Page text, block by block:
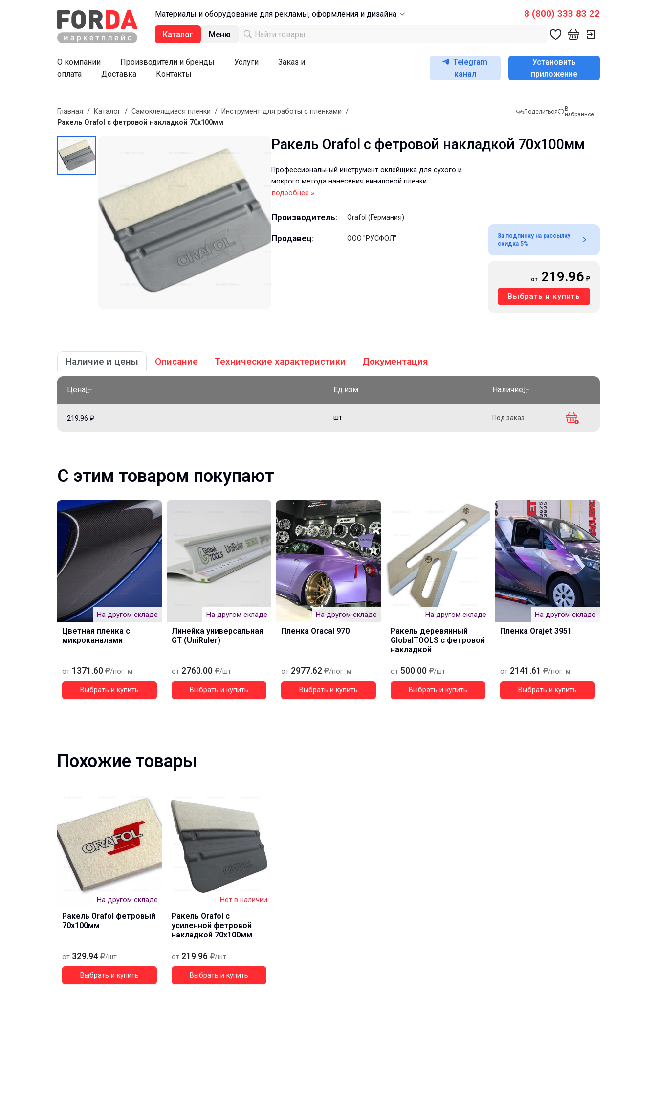
Материалы и оборудование для рекламы, оформления и дизайна 8 (800) 333 83 22
Каталог Меню
О компании Производители и бренды Услуги
Заказ и
оплата
Доставка Контакты
Telegram
канал
Установить
приложение
Поделиться
В
избранное
Главная / Каталог / Самоклеящиеся пленки / Инструмент для работы с пленками /
Ракель Orafol с фетровой накладкой 70х100мм
Ракель Orafol с фетровой накладкой 70х100мм
Профессиональный инструмент оклейщика для сухого и
мокрого метода нанесения виниловой пленки
подробнее »
Производитель: Orafol (Германия)
Продавец: ООО "РУСФОЛ"
За подписку на рассылку
скидка 5%
от 219.96
Выбрать и купить
Наличие и цены Описание Технические характеристики Документация
Цена Ед.изм Наличие
219.96 ₽ шт Под заказ
С этим товаром покупают
На другом складе
Цветная пленка с
микроканалами
от 1371.60 /пог. м
Выбрать и купить
На другом складе
Линейка универсальная
GT (UniRuler)
от 2760.00 /шт
Выбрать и купить
На другом складе
Пленка Oracal 970
от 2977.62 /пог. м
Выбрать и купить
На другом складе
Ракель деревянный
GlobalTOOLS с фетровой
накладкой
от 500.00 /шт
Выбрать и купить
На другом складе
Пленка Orajet 3951
от 2141.61 /пог. м
Выбрать и купить
Похожие товары
На другом складе
Ракель Orafol фетровый
70х100мм
от 329.94 /шт
Выбрать и купить
Нет в наличии
Ракель Orafol с
усиленной фетровой
накладкой 70х100мм
от 219.96 /шт
Выбрать и купить